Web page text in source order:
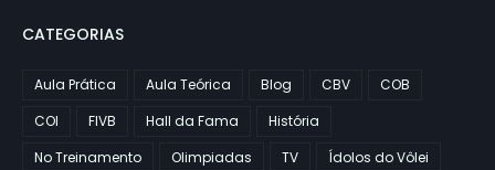
CATEGORIAS
Aula Prática Aula Teórica Blog CBV
COB
COI
FIVB Hall da Fama
História
No Treinamento
Olimpiadas TV Ídolos do Vôlei